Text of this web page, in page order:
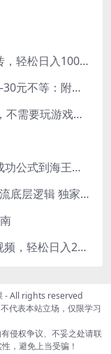
最新快手磁力万和掘金，自动搬砖，轻松日入100-200，操作简单
帮别人安装“纸飞机“，一单赚10—30元不等：附：免费节点
25年最新游戏搬砖，全自动挂机，不需要玩游戏，单手机操作日入300+
亚马逊卖家利润飙升课：从品类成功公式到海王打法，让每个SKU都成爆款一路飙升(更新26年3月
tiktok投流实操课：掌握tiktok投流底层逻辑 独家TK投流玩法
免费无限制，AI一键生成原创中视频，轻松日入2000+，超简单，可矩阵，…
- All rights reserved
代表本站立场，仅限学习
侵权争议、不妥之处请联
，避免上当受骗！